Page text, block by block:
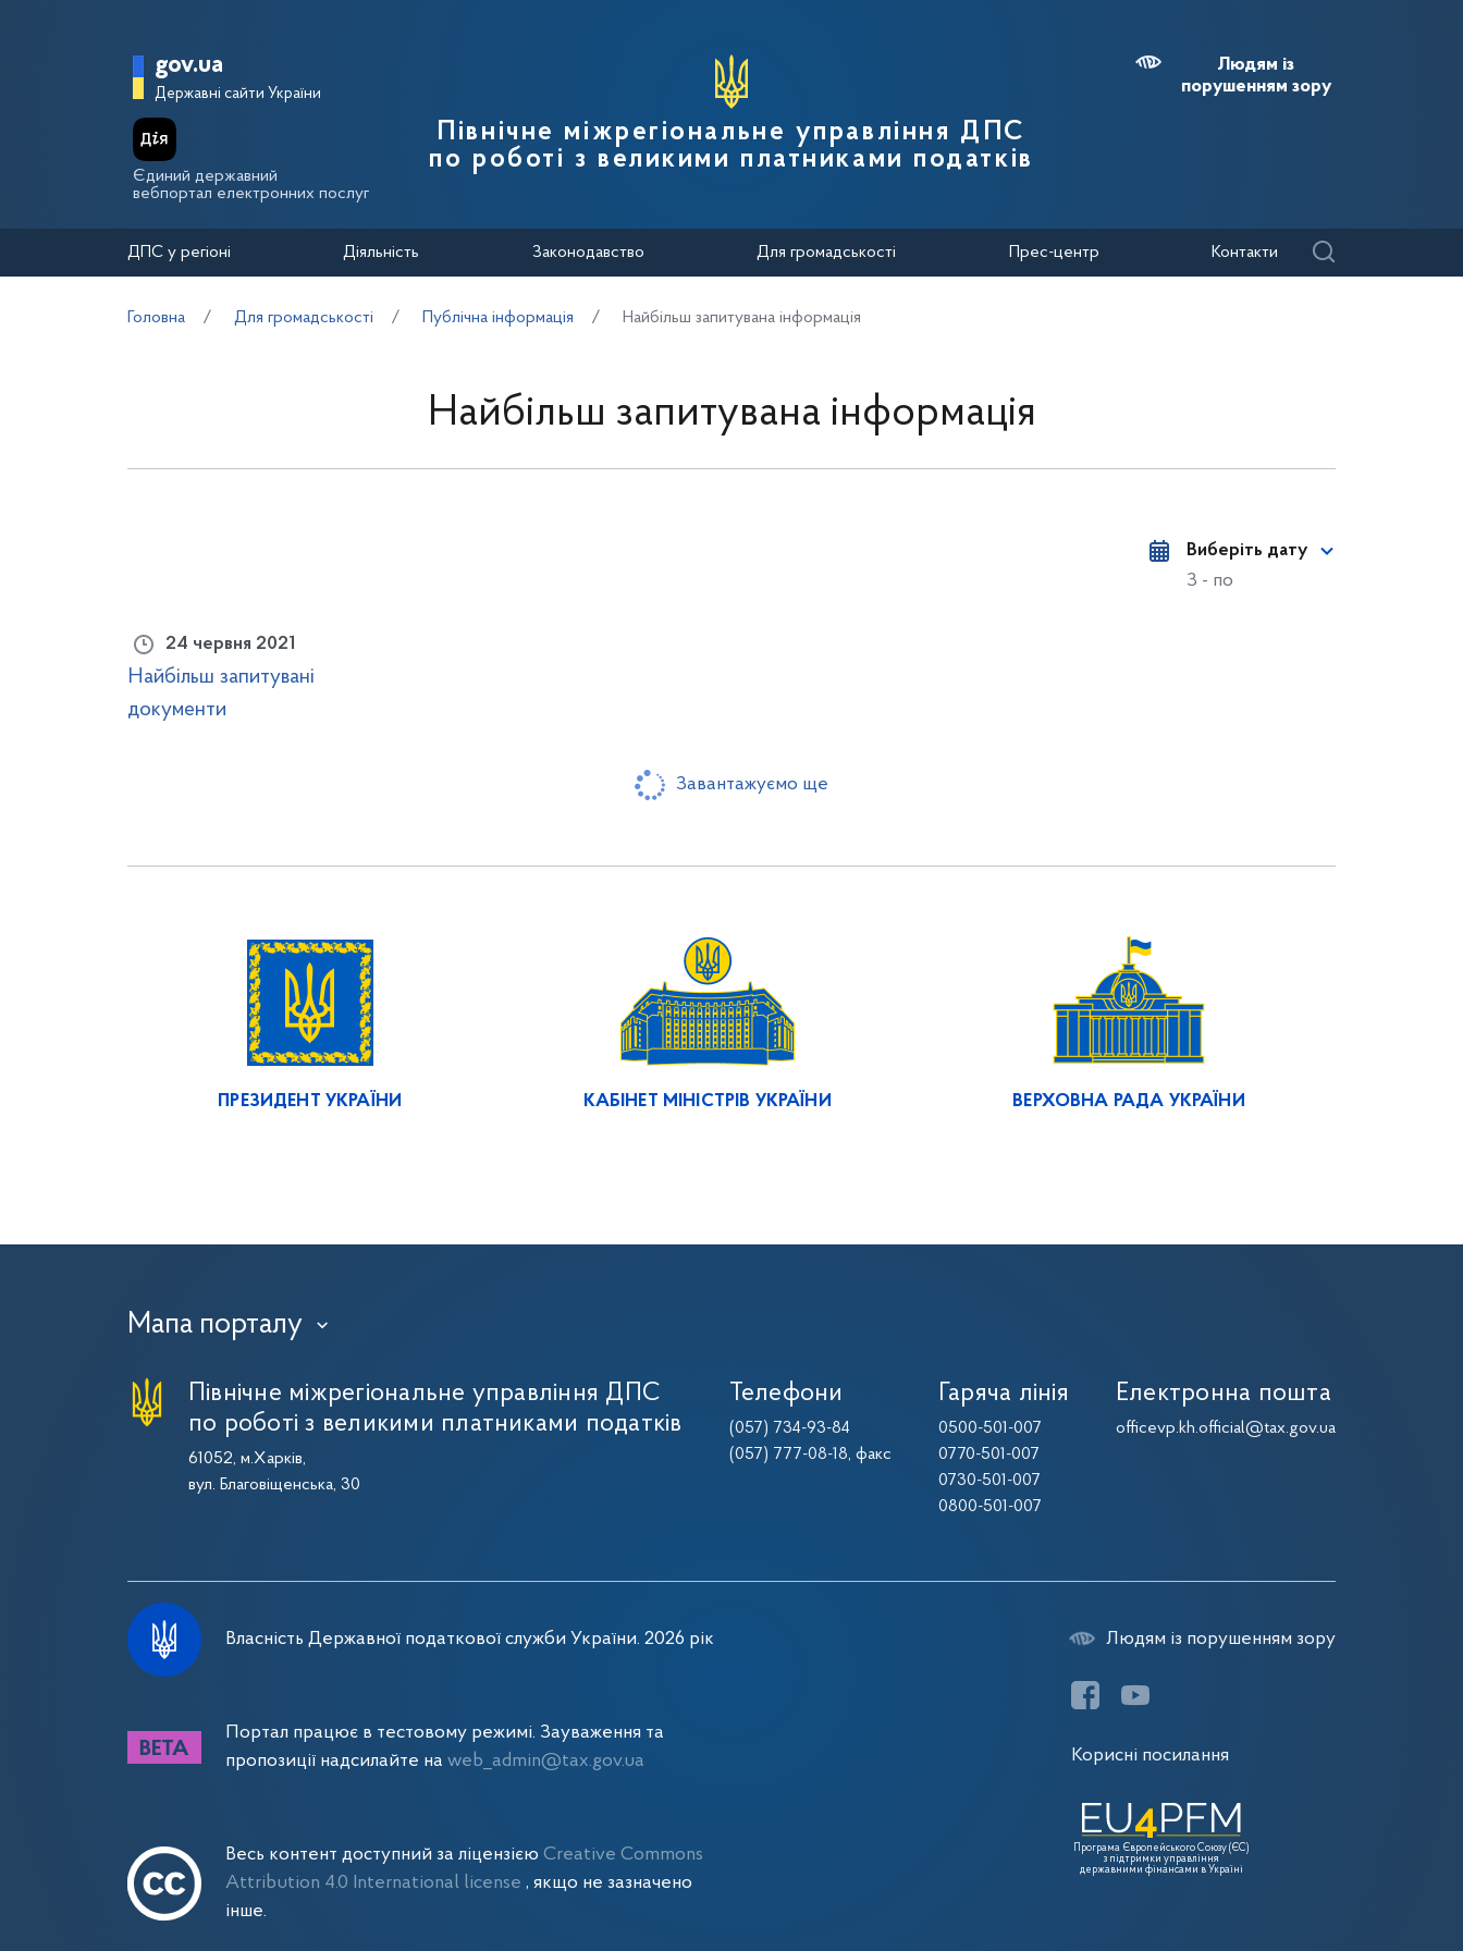
Головна сторінка Державної податкової служби України
gov.ua
Державні сайти України
Єдиний державний
вебпортал електронних послуг
Північне міжрегіональне управління ДПС
по роботі з великими платниками податків
Людям із
порушенням зору
ДПС у регіоні Діяльність Законодавство Для громадськості Прес-центр Контакти
Головна Для громадськості Публічна інформація Найбільш запитувана інформація
Найбільш запитувана інформація
Виберіть дату
З - по
24 червня 2021
Найбільш запитувані
документи
Завантажуємо ще
ПРЕЗИДЕНТ УКРАЇНИ КАБІНЕТ МІНІСТРІВ УКРАЇНИ ВЕРХОВНА РАДА УКРАЇНИ
Мапа порталу ›
Північне міжрегіональне управління ДПС
по роботі з великими платниками податків
61052, м.Харків,
вул. Благовіщенська, 30
Телефони
(057) 734-93-84
(057) 777-08-18, факс
Гаряча лінія
0500-501-007
0770-501-007
0730-501-007
0800-501-007
Електронна пошта
officevp.kh.official@tax.gov.ua
Власність Державної податкової служби України. 2026 рік
Портал працює в тестовому режимі. Зауваження та
пропозиції надсилайте на web_admin@tax.gov.ua
Весь контент доступний за ліцензією Creative Commons
Attribution 4.0 International license , якщо не зазначено
інше.
Людям із порушенням зору
Корисні посилання
Програма Європейського Союзу (ЄС)
з підтримки управління
державними фінансами в Україні